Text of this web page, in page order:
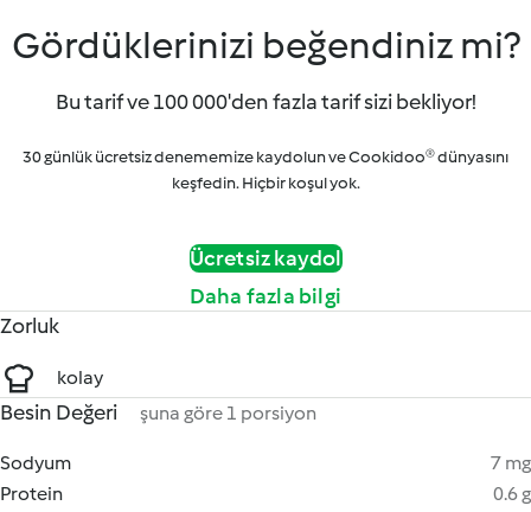
Gördüklerinizi beğendiniz mi?
Bu tarif ve 100 000'den fazla tarif sizi bekliyor!
30 günlük ücretsiz denememize kaydolun ve Cookidoo® dünyasını
keşfedin. Hiçbir koşul yok.
Ücretsiz kaydol
Daha fazla bilgi
Zorluk
kolay
Besin Değeri şuna göre 1 porsiyon
Sodyum
7 mg
Protein
0.6 g